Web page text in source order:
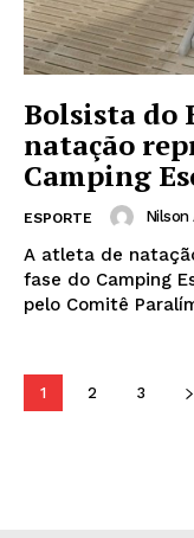
Bolsista do
natação
Camping
ESPORTE Nilson
A atleta de
fase do Camping
pelo Comitê
1 2 3